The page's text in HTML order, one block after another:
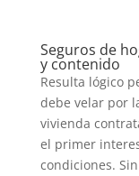
Seguros de
y contenido
Resulta lógico
debe velar por
vivienda
el primer
condiciones.